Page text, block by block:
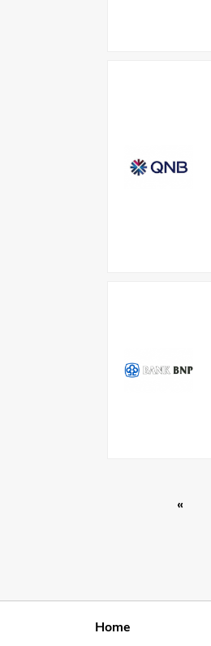
«
Home